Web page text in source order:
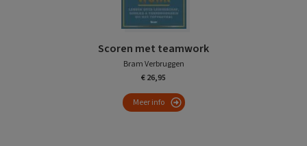
Scoren met teamwork
Bram Verbruggen
€ 26,95
Meer info